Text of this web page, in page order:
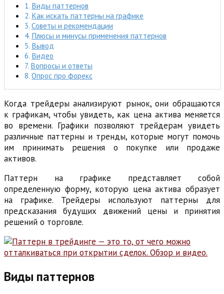
Виды паттернов
Как искать паттерны на графике
Советы и рекомендации
Плюсы и минусы применения паттернов
Вывод
Видео
Вопросы и ответы
Опрос про форекс
Когда трейдеры анализируют рынок, они обращаются
к графикам, чтобы увидеть, как цена актива меняется
во времени. Графики позволяют трейдерам увидеть
различные паттерны и тренды, которые могут помочь
им принимать решения о покупке или продаже
активов.
Паттерн на графике представляет собой
определенную форму, которую цена актива образует
на графике. Трейдеры используют паттерны для
предсказания будущих движений цены и принятия
решений о торговле.
Виды паттернов